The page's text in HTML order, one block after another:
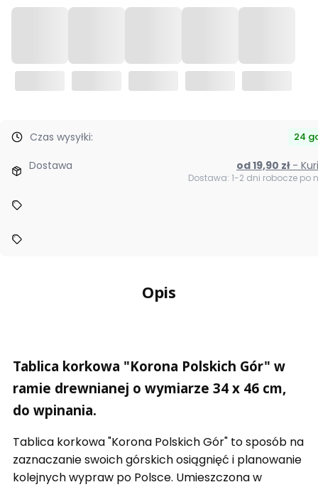
Czas wysyłki: 24
Dostawa od 19,90 zł -
Dostawa: 1-2 dni robocze po
Opis
Tablica korkowa "Korona Polskich Gór" w
ramie drewnianej o wymiarze 34 x 46 cm,
do wpinania.
Tablica korkowa "Korona Polskich Gór" to sposób na
zaznaczanie swoich górskich osiągnięć i planowanie
kolejnych wypraw po Polsce. Umieszczona w